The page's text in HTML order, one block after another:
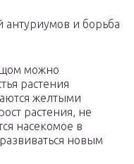
и борьба
можно
растения
желтыми
растения, не
насекомое в
новым